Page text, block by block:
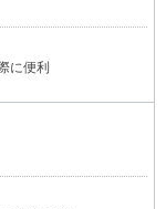
に便利